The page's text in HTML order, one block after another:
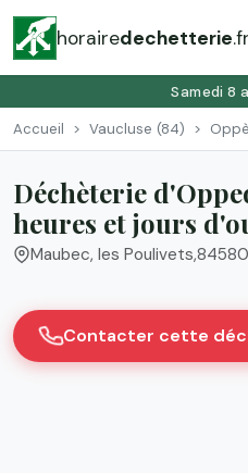
horairedechetterie.fr
Samedi 8
Accueil Vaucluse (84)
Déchèterie
heures et jours
Maubec, les Poulivets,84580
Contacter cette